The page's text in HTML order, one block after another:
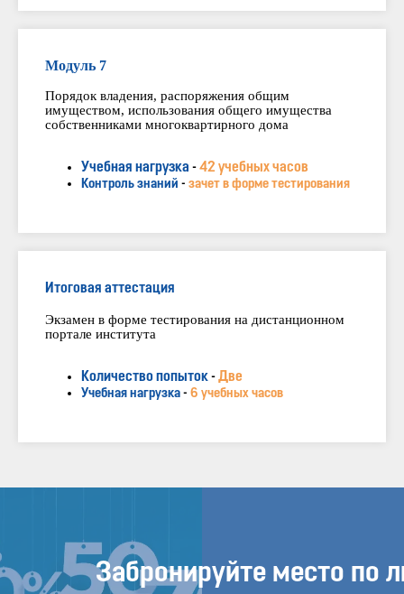
Модуль 7
Порядок владения, распоряжения общим
имуществом, использования общего имущества
собственниками многоквартирного дома
Учебная нагрузка -42 учебных часов
Контроль знаний - зачет в форме тестирования
Итоговая аттестация
Экзамен в форме тестирования на дистанционном
портале института
Количество попыток-Две
Учебная нагрузка - 6 учебных часов
Забронируйте место по